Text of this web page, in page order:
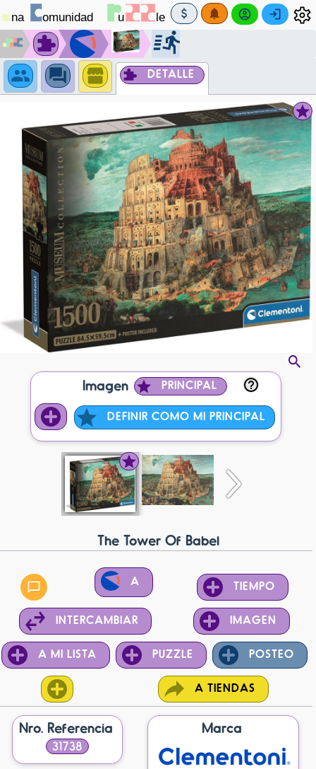
DETALLE
Imagen PRINCIPAL
DEFINIR COMO MI PRINCIPAL
The Tower Of Babel
A TIEMPO
INTERCAMBIAR IMAGEN
A MI LISTA PUZZLE POSTEO
A TIENDAS
Nro. Referencia
31738
Marca